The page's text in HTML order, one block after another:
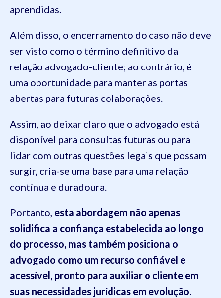
aprendidas.
Além disso, o encerramento do caso não deve
ser visto como o término definitivo da
relação advogado-cliente; ao contrário, é
uma oportunidade para manter as portas
abertas para futuras colaborações.
Assim, ao deixar claro que o advogado está
disponível para consultas futuras ou para
lidar com outras questões legais que possam
surgir, cria-se uma base para uma relação
contínua e duradoura.
Portanto, esta abordagem não apenas
solidifica a confiança estabelecida ao longo
do processo, mas também posiciona o
advogado como um recurso confiável e
acessível, pronto para auxiliar o cliente em
suas necessidades jurídicas em evolução.